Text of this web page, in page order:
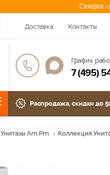
Скидка -
Доставка Контакты
График
7 (495)
Распродажа, скидки до
Унитазы Am.Pm Коллекция